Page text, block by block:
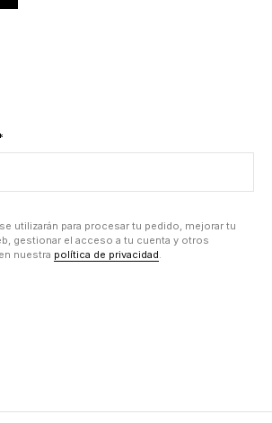
utilizarán para procesar tu pedido, mejorar tu
gestionar el acceso a tu cuenta y otros
nuestra política de privacidad